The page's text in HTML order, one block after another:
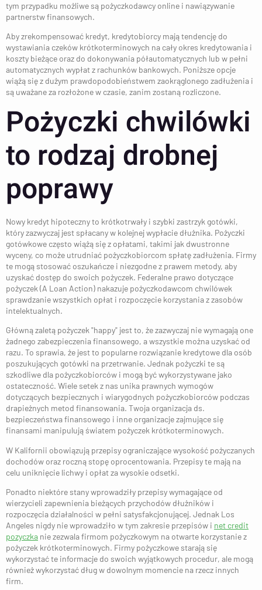
tym przypadku możliwe są pożyczkodawcy online i nawiązywanie
partnerstw finansowych.
Aby zrekompensować kredyt, kredytobiorcy mają tendencję do
wystawiania czeków krótkoterminowych na cały okres kredytowania i
koszty bieżące oraz do dokonywania półautomatycznych lub w pełni
automatycznych wypłat z rachunków bankowych. Poniższe opcje
wiążą się z dużym prawdopodobieństwem zaokrąglonego zadłużenia i
są uważane za rozłożone w czasie, zanim zostaną rozliczone.
Pożyczki chwilówki
to rodzaj drobnej
poprawy
Nowy kredyt hipoteczny to krótkotrwały i szybki zastrzyk gotówki,
który zazwyczaj jest spłacany w kolejnej wypłacie dłużnika. Pożyczki
gotówkowe często wiążą się z opłatami, takimi jak dwustronne
wyceny, co może utrudniać pożyczkobiorcom spłatę zadłużenia. Firmy
te mogą stosować oszukańcze i niezgodne z prawem metody, aby
uzyskać dostęp do swoich pożyczek. Federalne prawo dotyczące
pożyczek (A Loan Action) nakazuje pożyczkodawcom chwilówek
sprawdzanie wszystkich opłat i rozpoczęcie korzystania z zasobów
intelektualnych.
Główną zaletą pożyczek "happy" jest to, że zazwyczaj nie wymagają one
żadnego zabezpieczenia finansowego, a wszystkie można uzyskać od
razu. To sprawia, że ​​jest to popularne rozwiązanie kredytowe dla osób
poszukujących gotówki na przetrwanie. Jednak pożyczki te są
szkodliwe dla pożyczkobiorców i mogą być wykorzystywane jako
ostateczność. Wiele setek z nas unika prawnych wymogów
dotyczących bezpiecznych i wiarygodnych pożyczkobiorców podczas
drapieżnych metod finansowania. Twoja organizacja ds.
bezpieczeństwa finansowego i inne organizacje zajmujące się
finansami manipulują światem pożyczek krótkoterminowych.
W Kalifornii obowiązują przepisy ograniczające wysokość pożyczanych
dochodów oraz roczną stopę oprocentowania. Przepisy te mają na
celu uniknięcie lichwy i opłat za wysokie odsetki.
Ponadto niektóre stany wprowadziły przepisy wymagające od
wierzycieli zapewnienia bieżących przychodów dłużników i
rozpoczęcia działalności w pełni satysfakcjonującej. Jednak Los
Angeles nigdy nie wprowadziło w tym zakresie przepisów i net credit
pozyczka nie zezwala firmom pożyczkowym na otwarte korzystanie z
pożyczek krótkoterminowych. Firmy pożyczkowe starają się
wykorzystać te informacje do swoich wyjątkowych procedur, ale mogą
również wykorzystać dług w dowolnym momencie na rzecz innych
firm.